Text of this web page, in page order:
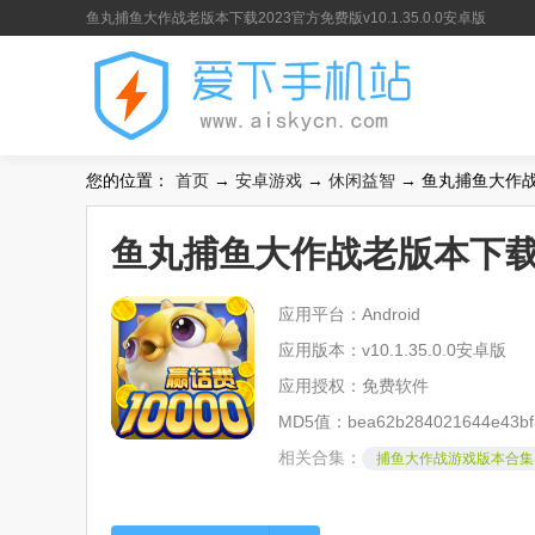
鱼丸捕鱼大作战老版本下载2023官方免费版v10.1.35.0.0安卓版
您的位置： 首页 → 安卓游戏 → 休闲益智 → 鱼丸捕鱼大作
鱼丸捕鱼大作战老版本下
应用平台：Android
应用版本：v10.1.35.0.0安卓版
应用授权：免费软件
MD5值：
相关合集：
捕鱼大作战游戏版本合集